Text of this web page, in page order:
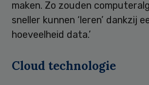
maken. Zo zouden
sneller kunnen ‘leren’ dankzij
hoeveelheid data.’
Cloud technologie